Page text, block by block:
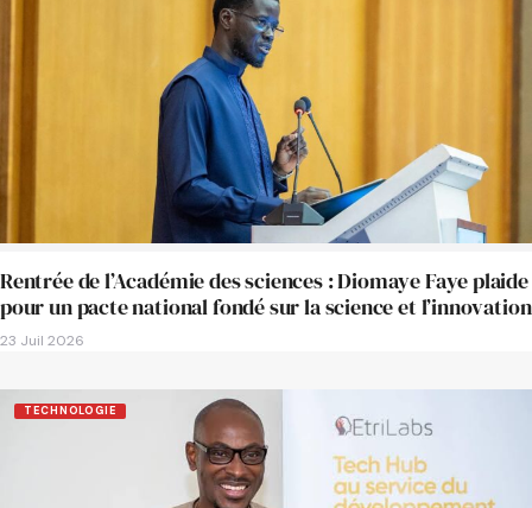
Rentrée de l’Académie des sciences : Diomaye Faye plaide
pour un pacte national fondé sur la science et l’innovation
23 Juil 2026
TECHNOLOGIE